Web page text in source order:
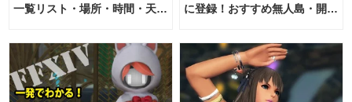
一覧リスト・場所・時間・天
に登録！おすすめ無人島・開拓